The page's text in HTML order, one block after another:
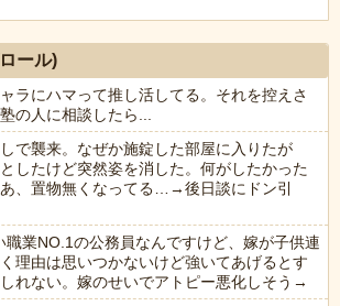
ール)
ラにハマって推し活してる。それを控えさ
の人に相談したら...
で襲来。なぜか施錠した部屋に入りたが
したけど突然姿を消した。何がしたかった
、置物無くなってる…→後日談にドン引
職業NO.1の公務員なんですけど、嫁が子供連
理由は思いつかないけど強いてあげるとす
れない。嫁のせいでアトピー悪化しそう→